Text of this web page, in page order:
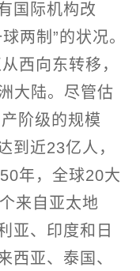
国际机构改
两制”的状况。
西向东转移，
大陆。尽管估
阶级的规模
到近23亿人，
年，全球20大
来自亚太地
亚、印度和日
西亚、泰国、